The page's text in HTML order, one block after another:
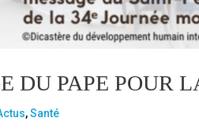
DU PAPE POUR
,Santé